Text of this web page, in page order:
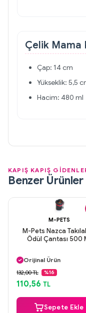
Çelik Mama
Çap: 14 cm
Yükseklik: 5,5
Hacim: 480 ml
KAPIŞ KAPIŞ
Benzer Ürünler
M-PETS
M-Pets Nazca
Ödül Çantası 500
Orijinal Ürün
Güvenli Ödeme
Aynı Gün Kargo
132,00 TL %16
110,56 TL
Sepete Ekle